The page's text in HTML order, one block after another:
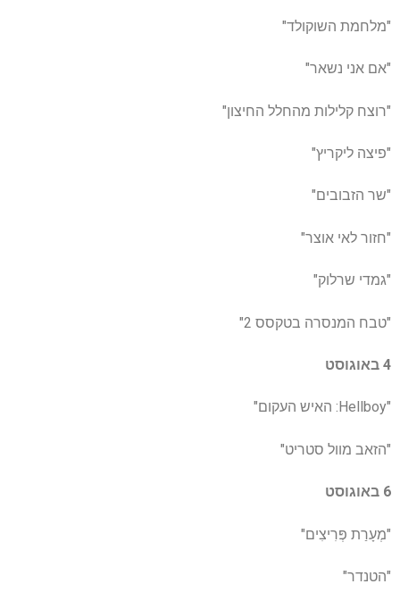
"מלחמת השוקולד"
"אם אני נשאר"
"רוצח קלילות מהחלל החיצון"
"פיצה ליקריץ"
"שר הזבובים"
"חזור לאי אוצר"
"גמדי שרלוק"
"טבח המנסרה בטקסס 2"
4 באוגוסט
"Hellboy: האיש העקום"
"הזאב מוול סטריט"
6 באוגוסט
"מְעָרַת פְּרִיצִים"
"הטנדר"